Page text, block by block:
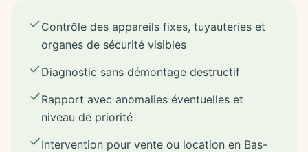
Contrôle des appareils fixes, tuyauteries et
organes de sécurité visibles
Diagnostic sans démontage destructif
Rapport avec anomalies éventuelles et
niveau de priorité
Intervention pour vente ou location en Bas-